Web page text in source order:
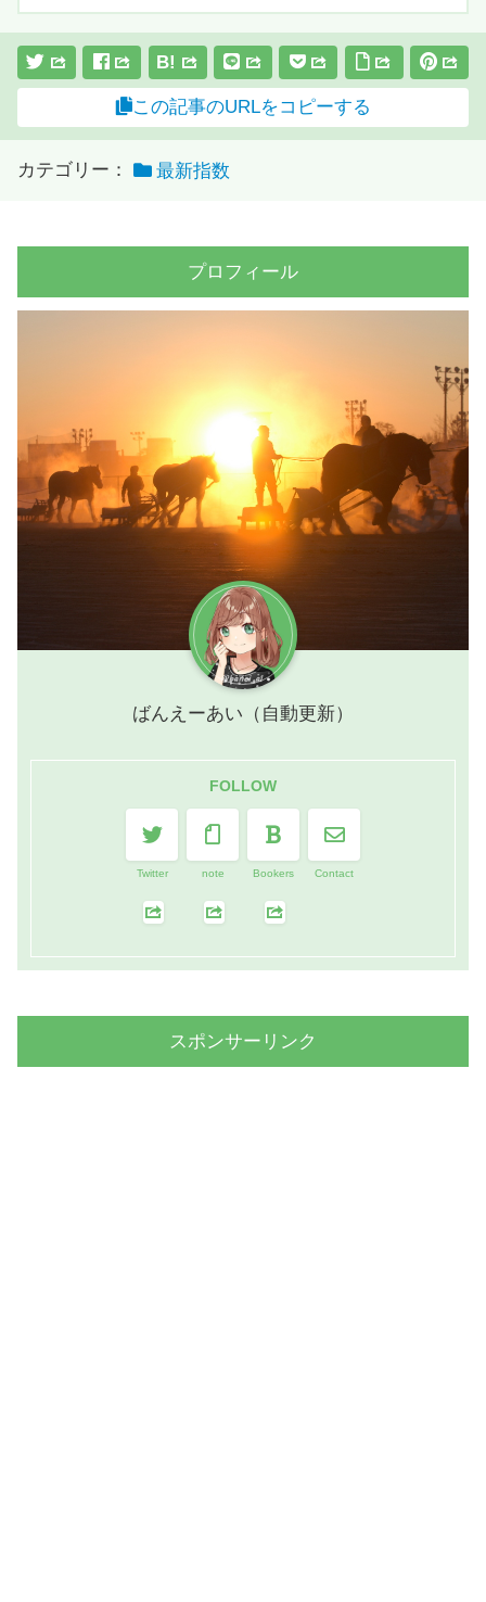
B!
この記事のURLをコピーする
カテゴリー： 最新指数
プロフィール
ばんえーあい（自動更新）
FOLLOW
Twitter note Bookers Contact
スポンサーリンク